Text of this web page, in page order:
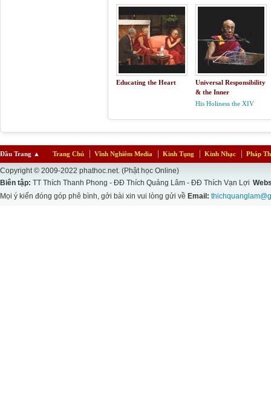
Educating the Heart
Universal Responsibility
& the Inner
Environment
His Holiness the XIV
Đầu Trang ▲ Trang Chủ Vĩnh Nghiêm Media Kinh Tụng Kinh Nhạc Pháp
Copyright © 2009-2022 phathoc.net. (Phật học Online)
Biên tập: TT Thích Thanh Phong - ĐĐ Thích Quảng Lâm - ĐĐ Thích Vạn Lợi
Mọi ý kiến đóng góp phê bình, gởi bài xin vui lòng gửi về Email: